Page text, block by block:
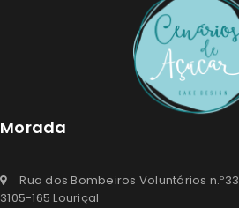
Morada
Rua dos Bombeiros Voluntários n.º33
3105-165 Louriçal